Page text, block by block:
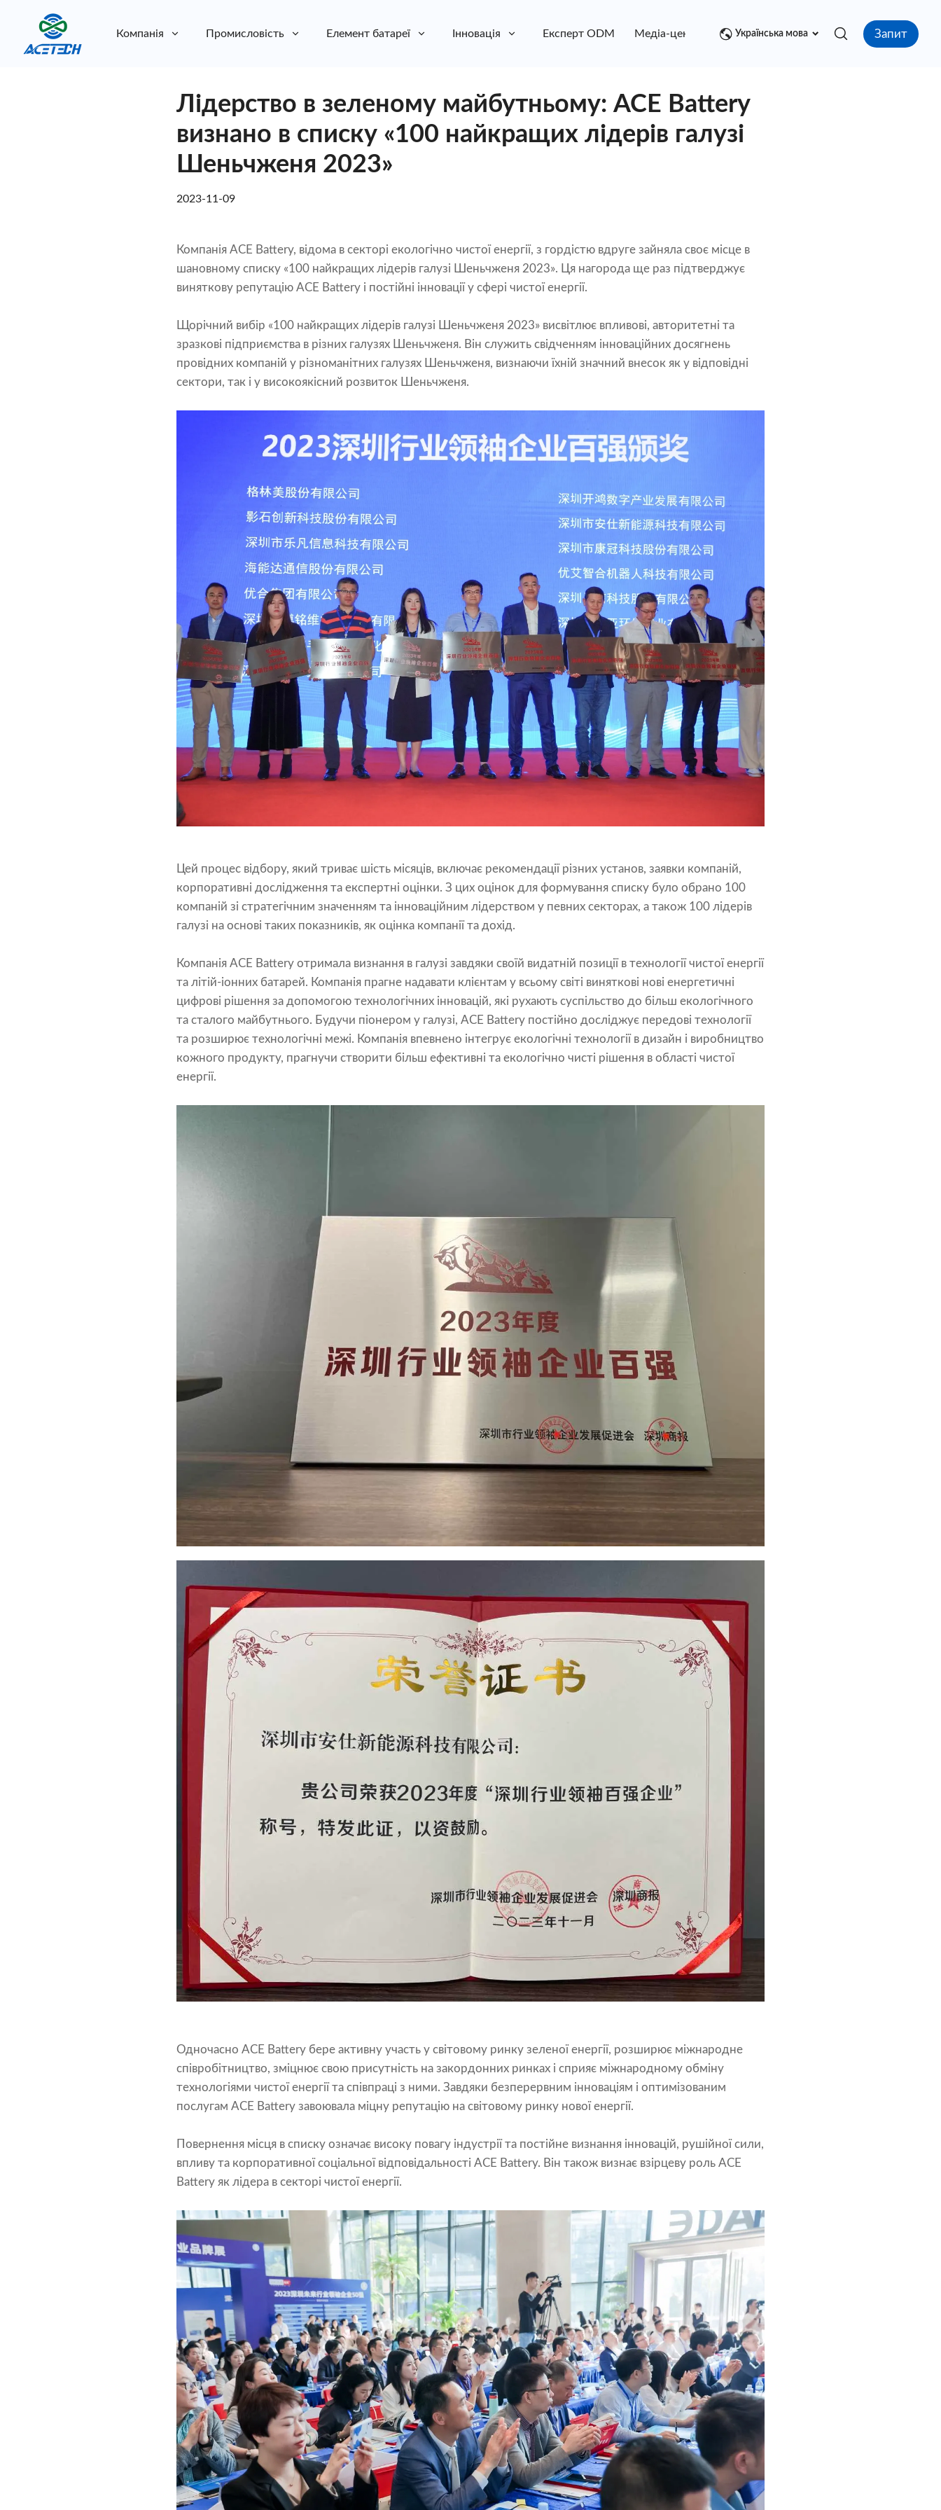
Компанія Промисловість Елемент батареї Інновація Експерт ODM Медіа-центр контакт
Українська мова Запит
Лідерство в зеленому майбутньому: ACE Battery
визнано в списку «100 найкращих лідерів галузі
Шеньчженя 2023»
2023-11-09
Компанія ACE Battery, відома в секторі екологічно чистої енергії, з гордістю вдруге зайняла своє місце в
шановному списку «100 найкращих лідерів галузі Шеньчженя 2023». Ця нагорода ще раз підтверджує
виняткову репутацію ACE Battery і постійні інновації у сфері чистої енергії.
Щорічний вибір «100 найкращих лідерів галузі Шеньчженя 2023» висвітлює впливові, авторитетні та
зразкові підприємства в різних галузях Шеньчженя. Він служить свідченням інноваційних досягнень
провідних компаній у різноманітних галузях Шеньчженя, визнаючи їхній значний внесок як у відповідні
сектори, так і у високоякісний розвиток Шеньчженя.
Цей процес відбору, який триває шість місяців, включає рекомендації різних установ, заявки компаній,
корпоративні дослідження та експертні оцінки. З цих оцінок для формування списку було обрано 100
компаній зі стратегічним значенням та інноваційним лідерством у певних секторах, а також 100 лідерів
галузі на основі таких показників, як оцінка компанії та дохід.
Компанія ACE Battery отримала визнання в галузі завдяки своїй видатній позиції в технології чистої енергії
та літій-іонних батарей. Компанія прагне надавати клієнтам у всьому світі виняткові нові енергетичні
цифрові рішення за допомогою технологічних інновацій, які рухають суспільство до більш екологічного
та сталого майбутнього. Будучи піонером у галузі, ACE Battery постійно досліджує передові технології
та розширює технологічні межі. Компанія впевнено інтегрує екологічні технології в дизайн і виробництво
кожного продукту, прагнучи створити більш ефективні та екологічно чисті рішення в області чистої
енергії.
Одночасно ACE Battery бере активну участь у світовому ринку зеленої енергії, розширює міжнародне
співробітництво, зміцнює свою присутність на закордонних ринках і сприяє міжнародному обміну
технологіями чистої енергії та співпраці з ними. Завдяки безперервним інноваціям і оптимізованим
послугам ACE Battery завоювала міцну репутацію на світовому ринку нової енергії.
Повернення місця в списку означає високу повагу індустрії та постійне визнання інновацій, рушійної сили,
впливу та корпоративної соціальної відповідальності ACE Battery. Він також визнає взірцеву роль ACE
Battery як лідера в секторі чистої енергії.